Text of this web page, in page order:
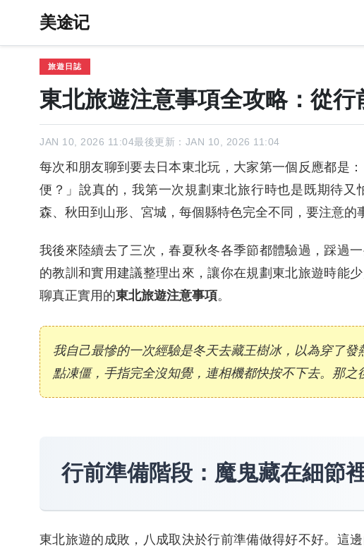
美途记
旅遊日誌
東北旅遊注意事項全攻略：從
JAN 10, 2026 11:04最後更新：JAN 10, 2026 11:04
每次和朋友聊到要去日本東北玩，大家第一個反應都是
便？」說真的，我第一次規劃東北旅行時也是既期待
森、秋田到山形、宮城，每個縣特色完全不同，要注意的
我後來陸續去了三次，春夏秋冬各季節都體驗過，踩過
的教訓和實用建議整理出來，讓你在規劃東北旅遊時能
聊真正實用的東北旅遊注意事項。
我自己最慘的一次經驗是冬天去藏王樹冰，以為穿了
點凍僵，手指完全沒知覺，連相機都快按不下去。那之
行前準備階段：魔鬼藏在細節
東北旅遊的成敗，八成取決於行前準備做得好不好。這